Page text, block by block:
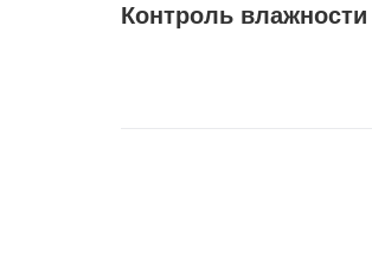
Контроль влажности